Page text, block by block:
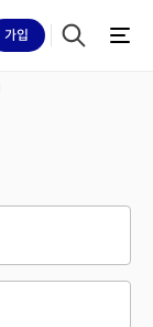
가입